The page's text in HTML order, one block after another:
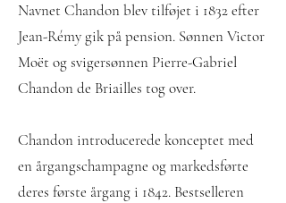
Navnet Chandon blev tilføjet i 1832 efter ​​
Jean-Rémy gik på pension. Sønnen Victor
Moët og svigersønnen Pierre-Gabriel
Chandon de Briailles tog over.
Chandon introducerede konceptet med
en årgangschampagne og markedsførte
deres første årgang i 1842. Bestselleren